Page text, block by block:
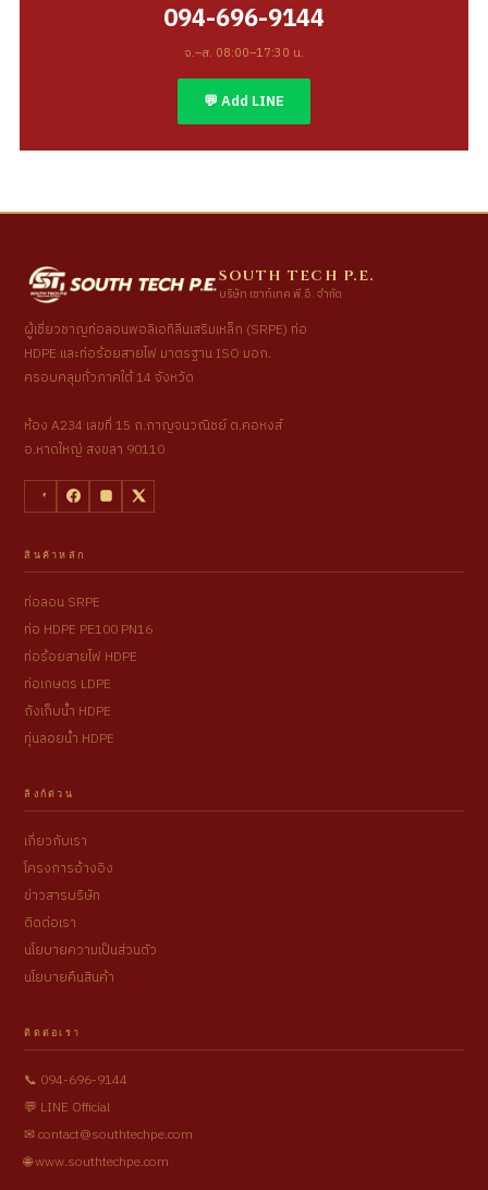
094-696-9144
จ.–ส. 08:00–17:30 น.
💬 Add LINE
SOUTH TECH P.E.
บริษัท เซาท์เทค พี.อี. จำกัด
ผู้เชี่ยวชาญท่อลอนพอลิเอทิลีนเสริมเหล็ก (SRPE) ท่อ
HDPE และท่อร้อยสายไฟ มาตรฐาน ISO มอก.
ครอบคลุมทั่วภาคใต้ 14 จังหวัด
ห้อง A234 เลขที่ 15 ถ.กาญจนวณิชย์ ต.คอหงส์
อ.หาดใหญ่ สงขลา 90110
สินค้าหลัก
ท่อลอน SRPE
ท่อ HDPE PE100 PN16
ท่อร้อยสายไฟ HDPE
ท่อเกษตร LDPE
ถังเก็บน้ำ HDPE
ทุ่นลอยน้ำ HDPE
ลิงก์ด่วน
เกี่ยวกับเรา
โครงการอ้างอิง
ข่าวสารบริษัท
ติดต่อเรา
นโยบายความเป็นส่วนตัว
นโยบายคืนสินค้า
ติดต่อเรา
📞 094-696-9144
💬 LINE Official
✉ contact@southtechpe.com
🌐 www.southtechpe.com